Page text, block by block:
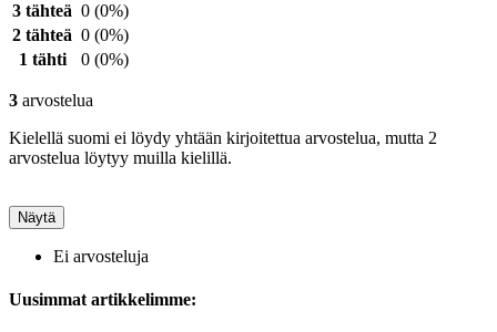
3 tähteä 0 (0%)
2 tähteä 0 (0%)
1 tähti
0 (0%)
3 arvostelua
Kielellä suomi ei löydy yhtään kirjoitettua arvostelua, mutta 2
arvostelua löytyy muilla kielillä.
Näytä
Ei arvosteluja
Uusimmat artikkelimme: